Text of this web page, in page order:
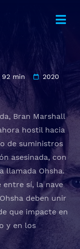
92 min
2020
Bran Marshall
hostil hacia
de suministros
asesinada, con
llamada Ohsha.
sí, la nave
deben unir
que impacte en
y en los